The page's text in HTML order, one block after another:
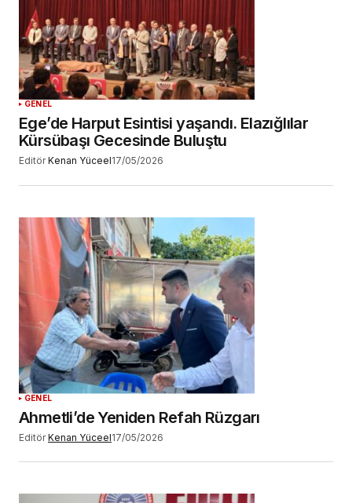
YORUM GÖNDER
GENEL
Ege’de Harput Esintisi yaşandı. Elazığlılar
Kürsübaşı Gecesinde Buluştu
Editör Kenan Yüceel17/05/2026
GENEL
Ahmetli’de Yeniden Refah Rüzgarı
Editör Kenan Yüceel17/05/2026